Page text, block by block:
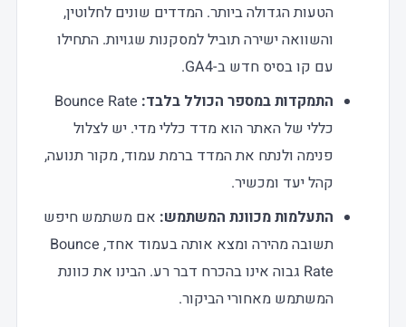
הטעות הגדולה ביותר. המדדים שונים לחלוטין,
והשוואה ישירה תוביל למסקנות שגויות. התחילו
עם קו בסיס חדש ב-GA4.
התמקדות במספר הכולל בלבד: Bounce Rate
כללי של האתר הוא מדד כללי מדי. יש לצלול
פנימה ולנתח את המדד ברמת עמוד, מקור תנועה,
קהל יעד ומכשיר.
התעלמות מכוונת המשתמש: אם משתמש חיפש
תשובה מהירה ומצא אותה בעמוד אחד, Bounce
Rate גבוה אינו בהכרח דבר רע. הבינו את כוונת
המשתמש מאחורי הביקור.